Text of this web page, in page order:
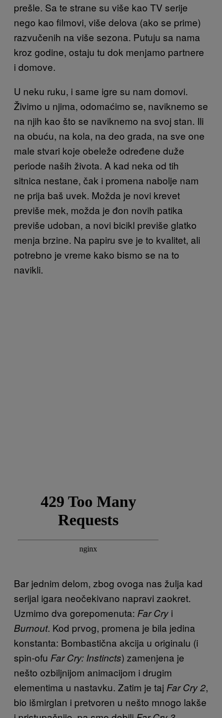
prešle. Sa te strane su više kao TV serije
nego kao filmovi, više delova (ako se prime)
razvučenih na više sezona. Putuju sa nama
kroz godine, ostaju tu dok menjamo partnere
i domove.
U neku ruku, i same igre su nam domovi.
Živimo u njima, odomaćimo se, naviknemo se
na njih kao što se naviknemo na svoj stan. Ili
na obuću, na kola, na deo grada, na sve one
male stvari koje obeleže određene duže
periode naših života. A kad neka od tih
sitnica nestane, čak i promena nabolje nam
ne prija baš uvek. Možda je novi krevet
previše mek, možda je đon novih patika
previše udoban, a novi bicikl previše glatko
menja brzine. Na papiru sve je to kvalitet, ali
potrebno je vreme kako bismo se na to
navikli.
Bar jednim delom, zbog ovoga nas žulja kad
serijal igara neočekivano napravi zaokret.
Uzmimo dva gorepomenuta: Far Cry i
Burnout. Kod prvog, promena je bila jedina
konstanta: Bombastična akcija u originalu (i
spin-ofu Far Cry: Instincts) zamenjena je
nešto ozbiljnijom animacijom i drugim
elementima u nastavku. Zatim je taj Far Cry 2,
bio išmirglan i pretvoren u nešto mnogo lakše